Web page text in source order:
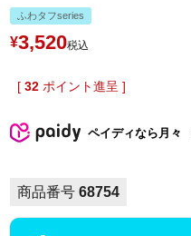
ふわタフseries
¥3,520税込
[ 32 ポイント進呈 ]
ペイディなら月々
商品番号 68754